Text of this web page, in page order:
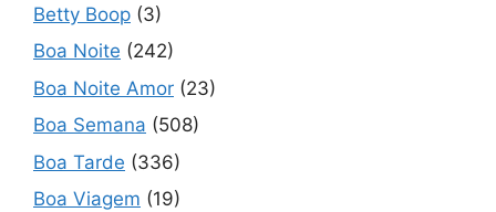
Betty Boop (3)
Boa Noite (242)
Boa Noite Amor (23)
Boa Semana (508)
Boa Tarde (336)
Boa Viagem (19)